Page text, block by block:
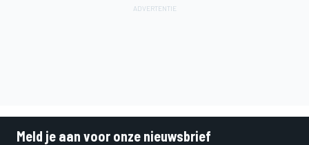
Meld je aan voor onze nieuwsbrief